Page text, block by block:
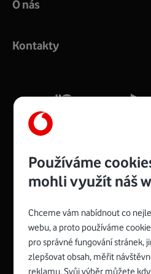
COMPAL CH7465VF
silný signál pro celou
Více o COMPAL CH7465VF
Zyxel VMG8623-T50B:
Rozměry modemu jsou 16 x 22
Spojte se s
O nás
Kontakty
Používáme
mohli využít náš
Chceme vám nabídnout co
webu, a proto používáme
pro správné fungování stránek,
zlepšovat obsah, měřit
reklamu. Svůj výběr můžete